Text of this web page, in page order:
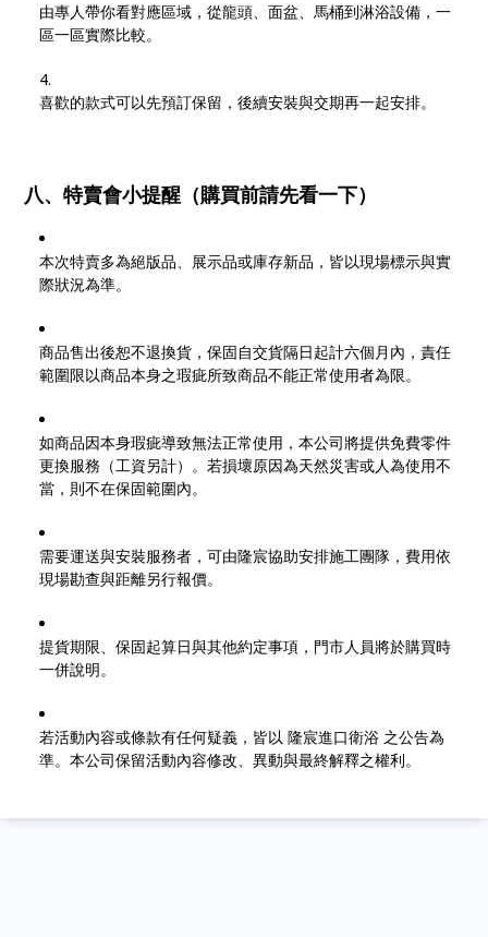
由專人帶你看對應區域，從龍頭、面盆、馬桶到淋浴設備，一
區一區實際比較。
喜歡的款式可以先預訂保留，後續安裝與交期再一起安排。
八、特賣會小提醒（購買前請先看一下）
本次特賣多為絕版品、展示品或庫存新品，皆以現場標示與實
際狀況為準。
商品售出後恕不退換貨，保固自交貨隔日起計六個月內，責任
範圍限以商品本身之瑕疵所致商品不能正常使用者為限。
如商品因本身瑕疵導致無法正常使用，本公司將提供免費零件
更換服務（工資另計）。若損壞原因為天然災害或人為使用不
當，則不在保固範圍內。
需要運送與安裝服務者，可由隆宸協助安排施工團隊，費用依
現場勘查與距離另行報價。
提貨期限、保固起算日與其他約定事項，門市人員將於購買時
一併說明。
若活動內容或條款有任何疑義，皆以 隆宸進口衛浴 之公告為
準。本公司保留活動內容修改、異動與最終解釋之權利。